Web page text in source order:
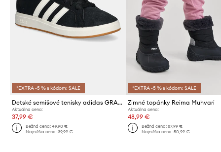
*EXTRA -5 % s kódom: SALE
Detské semišové tenisky adidas GRAND COURT 00s
Aktuálna cena:
37,99 €
Bežná cena:49,90 €
Najnižšia cena:39,99 €
*EXTRA -5 % s kódom: SALE
Zimné topánky Reima Muhvari
Aktuálna cena:
48,99 €
Bežná cena: 87,99 €
Najnižšia cena: 50,99 €